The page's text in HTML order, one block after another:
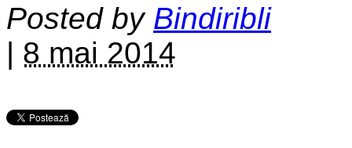
Posted by Bindiribli
| 8 mai 2014